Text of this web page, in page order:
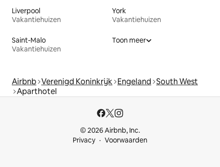
Liverpool
Vakantiehuizen
York
Vakantiehuizen
Saint-Malo
Vakantiehuizen
Toon meer
Airbnb Verenigd Koninkrijk Engeland South West
Aparthotel
© 2026 Airbnb, Inc.
Privacy
Voorwaarden